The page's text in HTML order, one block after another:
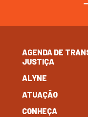
AGENDA DE
JUSTIÇA
ALYNE
ATUAÇÃO
CONHEÇA